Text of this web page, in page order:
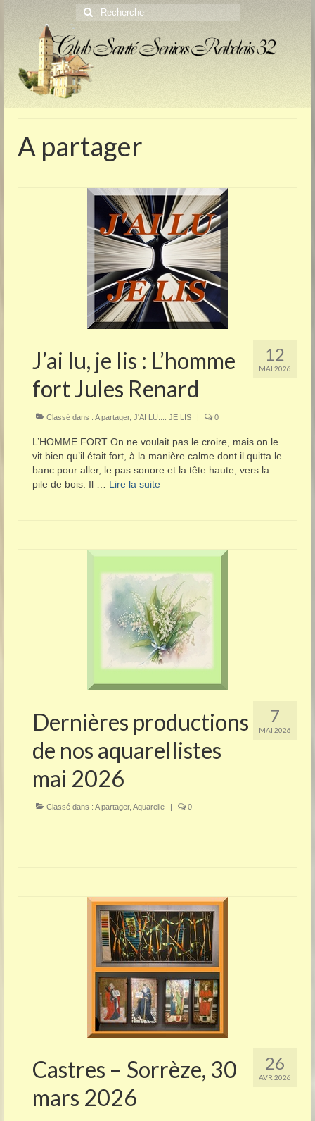
Rechercher
:
A partager
12
MAI 2026
J’ai lu, je lis : L’homme
fort Jules Renard
Classé dans : A partager, J'AI LU.... JE LIS | 0
L’HOMME FORT On ne voulait pas le croire, mais on le
vit bien qu’il était fort, à la manière calme dont il quitta le
banc pour aller, le pas sonore et la tête haute, vers la
pile de bois. Il … Lire la suite­­
7
MAI 2026
Dernières productions
de nos aquarellistes
mai 2026
Classé dans : A partager, Aquarelle | 0
26
AVR 2026
Castres – Sorrèze, 30
mars 2026